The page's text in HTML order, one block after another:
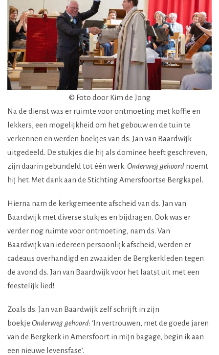
© Foto door Kim de Jong
Na de dienst was er ruimte voor ontmoeting met koffie en
lekkers, een mogelijkheid om het gebouw en de tuin te
verkennen en werden boekjes van ds. Jan van Baardwijk
uitgedeeld. De stukjes die hij als dominee heeft geschreven,
zijn daarin gebundeld tot één werk. Onderweg gehoord noemt
hij het. Met dank aan de Stichting Amersfoortse Bergkapel.
Hierna nam de kerkgemeente afscheid van ds. Jan van
Baardwijk met diverse stukjes en bijdragen. Ook was er
verder nog ruimte voor ontmoeting, nam ds. Van
Baardwijk van iedereen persoonlijk afscheid, werden er
cadeaus overhandigd en zwaaiden de Bergkerkleden tegen
de avond ds. Jan van Baardwijk voor het laatst uit met een
feestelijk lied!
Zoals ds. Jan van Baardwijk zelf schrijft in zijn
boekje Onderweg gehoord: ‘In vertrouwen, met de goede jaren
van de Bergkerk in Amersfoort in mijn bagage, begin ik aan
een nieuwe levensfase’.